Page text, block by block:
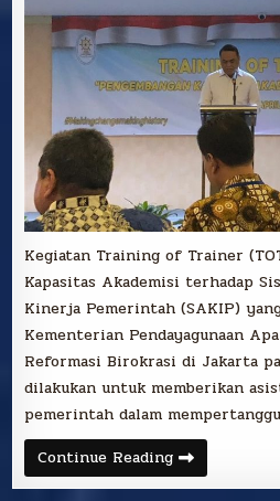
Kegiatan Training of Trainer
Kapasitas Akademisi terhadap
Kinerja Pemerintah (SAKIP)
Kementerian Pendayagunaan
Reformasi Birokrasi di Jakarta
dilakukan untuk memberikan
pemerintah dalam
Continue ReadingDr.
Bambang
Irawan